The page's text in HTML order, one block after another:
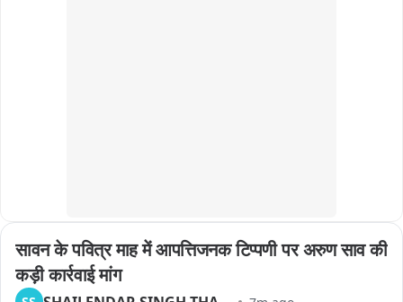
सावन के पवित्र माह में आपत्तिजनक टिप्पणी पर अरुण साव की
कड़ी कार्रवाई मांग